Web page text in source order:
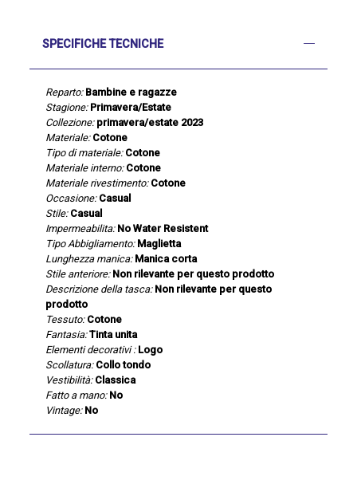
SPECIFICHE TECNICHE
Reparto: Bambine e ragazze
Stagione: Primavera/Estate
Collezione: primavera/estate 2023
Materiale: Cotone
Tipo di materiale: Cotone
Materiale interno: Cotone
Materiale rivestimento: Cotone
Occasione: Casual
Stile: Casual
Impermeabilita: No Water Resistent
Tipo Abbigliamento: Maglietta
Lunghezza manica: Manica corta
Stile anteriore: Non rilevante per questo prodotto
Descrizione della tasca: Non rilevante per questo
prodotto
Tessuto: Cotone
Fantasia: Tinta unita
Elementi decorativi : Logo
Scollatura: Collo tondo
Vestibilità: Classica
Fatto a mano: No
Vintage: No